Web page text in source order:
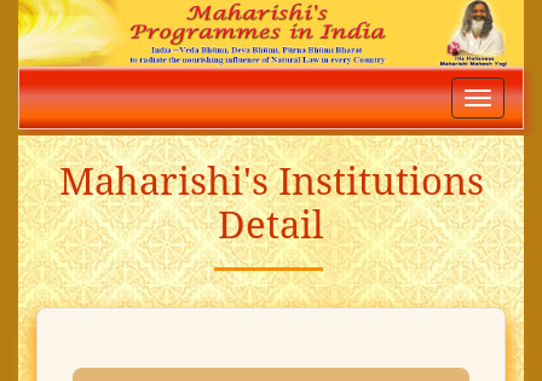
Toggle
Maharishi's Institutions
Detail